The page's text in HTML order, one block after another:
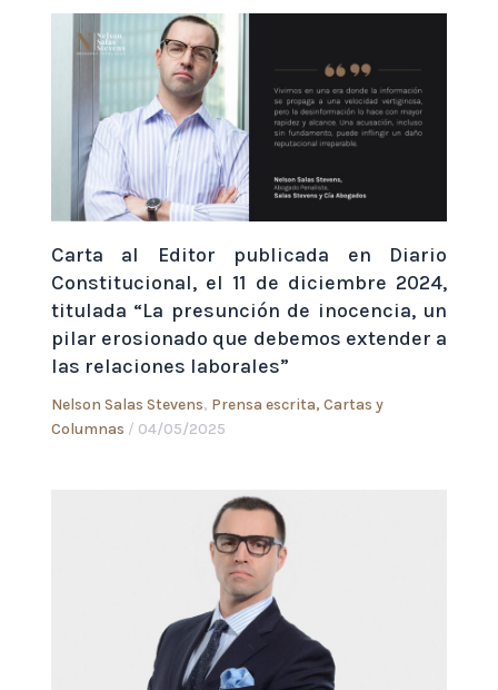
Carta al Editor publicada en Diario
Constitucional, el 11 de diciembre 2024,
titulada “La presunción de inocencia, un
pilar erosionado que debemos extender a
las relaciones laborales”
Nelson Salas Stevens, Prensa escrita, Cartas y
Columnas / 04/05/2025